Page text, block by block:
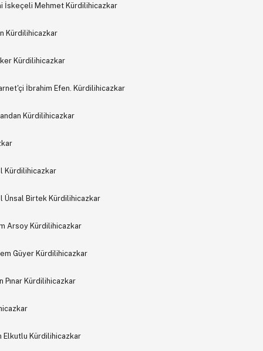
İskeçeli Mehmet Kürdilihicazkar
Kürdilihicazkar
Kürdilihicazkar
İbrahim Efen. Kürdilihicazkar
Kürdilihicazkar
Kürdilihicazkar
Ünsal Birtek Kürdilihicazkar
Arsoy Kürdilihicazkar
Güyer Kürdilihicazkar
Pınar Kürdilihicazkar
Elkutlu Kürdilihicazkar